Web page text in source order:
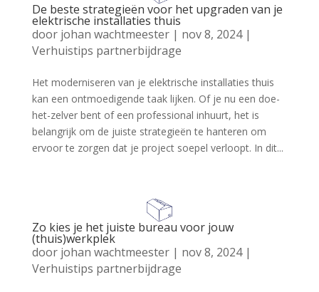
De beste strategieën voor het upgraden van je
elektrische installaties thuis
door johan wachtmeester| nov 8, 2024|
Verhuistips partnerbijdrage
Het moderniseren van je elektrische installaties thuis
kan een ontmoedigende taak lijken. Of je nu een doe-
het-zelver bent of een professional inhuurt, het is
belangrijk om de juiste strategieën te hanteren om
ervoor te zorgen dat je project soepel verloopt. In dit...
Zo kies je het juiste bureau voor jouw
(thuis)werkplek
door johan wachtmeester| nov 8, 2024|
Verhuistips partnerbijdrage